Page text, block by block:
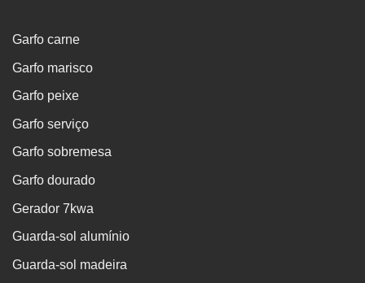
Garfo carne
Garfo marisco
Garfo peixe
Garfo serviço
Garfo sobremesa
Garfo dourado
Gerador 7kwa
Guarda-sol alumínio
Guarda-sol madeira